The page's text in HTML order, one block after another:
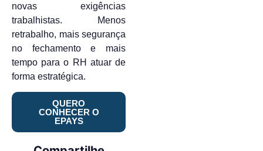
novas exigências
trabalhistas. Menos
retrabalho, mais segurança
no fechamento e mais
tempo para o RH atuar de
forma estratégica.
QUERO
CONHECER O
EPAYS